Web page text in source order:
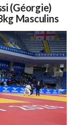
(Géorgie)
Masculins